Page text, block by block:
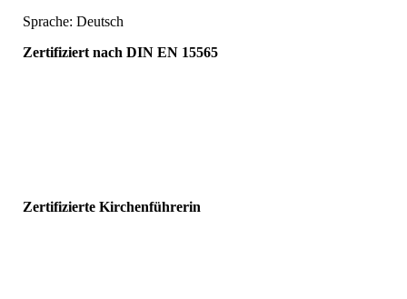
Sprache: Deutsch
Zertifiziert nach DIN EN 15565
Zertifizierte Kirchenführerin